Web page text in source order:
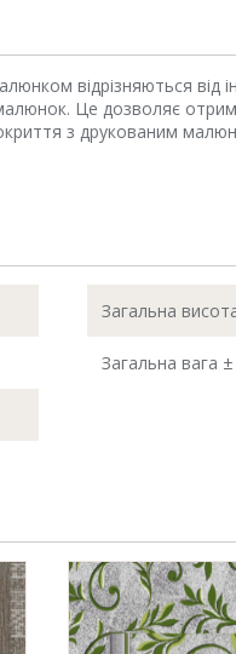
відрізняються
Це дозволяє
з друкованим
Загальна
Загальна вага